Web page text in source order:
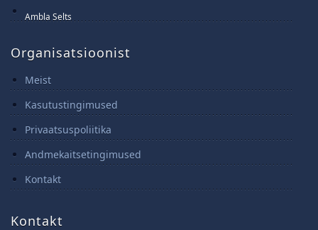
11 Juuni 2025
Ambla Selts
Organisatsioonist
Meist
Kasutustingimused
Privaatsuspoliitika
Andmekaitsetingimused
Kontakt
Kontakt